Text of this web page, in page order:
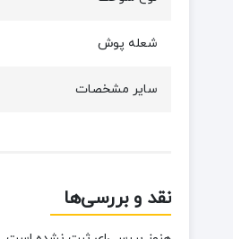
شعله پوش
سایر مشخصات
نقد و بررسی‌ها